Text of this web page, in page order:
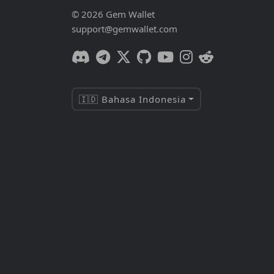
© 2026 Gem Wallet
support@gemwallet.com
🇮🇩 Bahasa Indonesia